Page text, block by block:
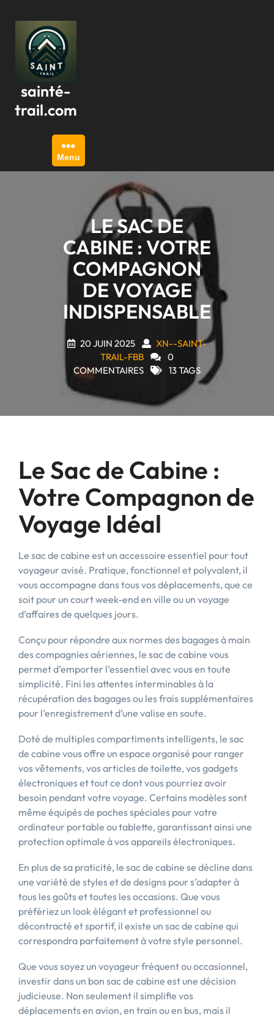
contenu
sainté-
trail.com
Menu
LE SAC DE
CABINE : VOTRE
COMPAGNON
DE VOYAGE
INDISPENSABLE
20 JUIN 2025
XN--SAINT-
TRAIL-FBB
0
COMMENTAIRES
13 TAGS
Le Sac de Cabine :
Votre Compagnon de
Voyage Idéal
Le sac de cabine est un accessoire essentiel pour tout
voyageur avisé. Pratique, fonctionnel et polyvalent, il
vous accompagne dans tous vos déplacements, que ce
soit pour un court week-end en ville ou un voyage
d’affaires de quelques jours.
Conçu pour répondre aux normes des bagages à main
des compagnies aériennes, le sac de cabine vous
permet d’emporter l’essentiel avec vous en toute
simplicité. Fini les attentes interminables à la
récupération des bagages ou les frais supplémentaires
pour l’enregistrement d’une valise en soute.
Doté de multiples compartiments intelligents, le sac
de cabine vous offre un espace organisé pour ranger
vos vêtements, vos articles de toilette, vos gadgets
électroniques et tout ce dont vous pourriez avoir
besoin pendant votre voyage. Certains modèles sont
même équipés de poches spéciales pour votre
ordinateur portable ou tablette, garantissant ainsi une
protection optimale à vos appareils électroniques.
En plus de sa praticité, le sac de cabine se décline dans
une variété de styles et de designs pour s’adapter à
tous les goûts et toutes les occasions. Que vous
préfériez un look élégant et professionnel ou
décontracté et sportif, il existe un sac de cabine qui
correspondra parfaitement à votre style personnel.
Que vous soyez un voyageur fréquent ou occasionnel,
investir dans un bon sac de cabine est une décision
judicieuse. Non seulement il simplifie vos
déplacements en avion, en train ou en bus, mais il